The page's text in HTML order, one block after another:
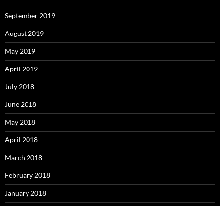
September 2019
August 2019
May 2019
April 2019
July 2018
June 2018
May 2018
April 2018
March 2018
February 2018
January 2018